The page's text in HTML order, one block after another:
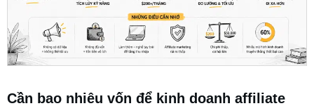
Cần bao nhiêu vốn để kinh doanh affiliate